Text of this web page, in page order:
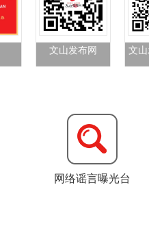
文山发布网 文
网络谣言曝光台